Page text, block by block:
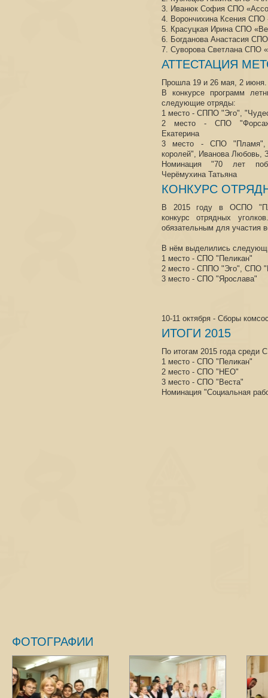
3. Иванюк София СПО
4. Ворончихина Ксения СПО
5. Красуцкая Ирина СПО
6. Богданова Анастасия
7. Суворова Светлана СПО
АТТЕСТАЦИЯ
Прошла 19 и 26 мая, 2 июня.
В конкурсе программ
следующие отряды:
1 место - СППО "Эго",
2 место - СПО
Екатерина
3 место - СПО "Пламя",
королей", Иванова Любовь,
Номинация "70 лет
Черёмухина Татьяна
КОНКУРС
В 2015 году в ОСПО
конкурс отрядных
обязательным для участия
В нём выделились
1 место - СПО "Пеликан"
2 место - СППО "Эго", СПО
3 место - СПО "Ярослава"
10-11 октября - Сборы
ИТОГИ 2015
По итогам 2015 года среди
1 место - СПО "Пеликан"
2 место - СПО "НЕО"
3 место - СПО "Веста"
Номинация "Социальная
ФОТОГРАФИИ